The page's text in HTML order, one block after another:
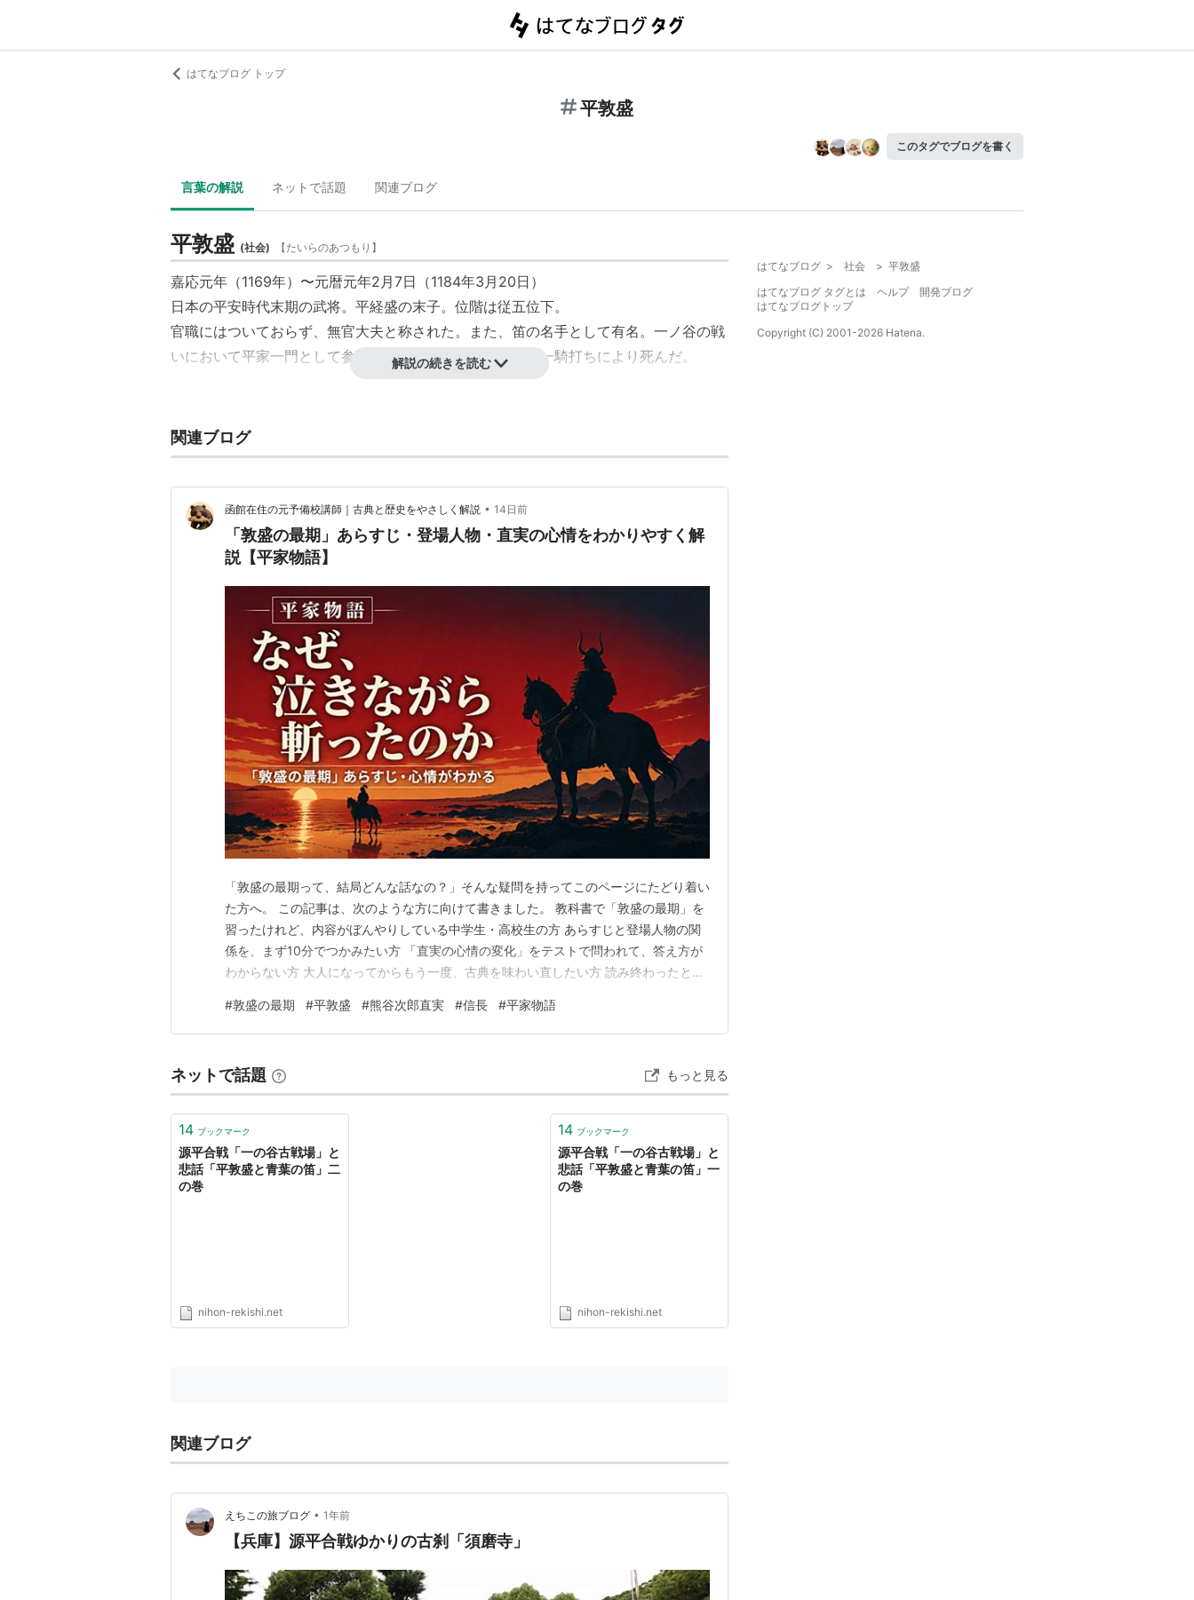
はてなブログ トップ
平敦盛
このタグでブログを書く
言葉の解説 ネットで話題 関連ブログ
平敦盛 (社会) 【たいらのあつもり 】
嘉応元年（1169年）〜元暦元年2月7日（1184年3月20日）
日本の平安時代末期の武将。平経盛の末子。位階は従五位下。
官職にはついておらず、無官大夫と称された。また、笛の名手として有名。一ノ谷の戦
いにおいて平家一門として参戦し、源氏側の熊谷直実との一騎打ちにより死んだ。
解説の続きを読む
関連ブログ
函館在住の元予備校講師｜古典と歴史をやさしく解説 • 14日前
「敦盛の最期」あらすじ・登場人物・直実の心情をわかりやすく解
説【平家物語】
「敦盛の最期って、結局どんな話なの？」そんな疑問を持ってこのページにたどり着い
た方へ。 この記事は、次のような方に向けて書きました。 教科書で「敦盛の最期」を
習ったけれど、内容がぼんやりしている中学生・高校生の方 あらすじと登場人物の関
係を、まず10分でつかみたい方 「直実の心情の変化」をテストで問われて、答え方が
わからない方 大人になってからもう一度、古典を味わい直したい方 読み終わったと
うになっています。 さらに、織田信長・歌舞伎・絶滅危惧種の花にまでつながる意外
な話も手に入ります。ただの暗記ではなく、「誰かに話…
#敦盛の最期 #平敦盛 #熊谷次郎直実 #信長 #平家物語
ネットで話題 もっと見る
14 ブックマーク
源平合戦「一の谷古戦場」と
悲話「平敦盛と青葉の笛」二
の巻
nihon-rekishi.net
14 ブックマーク
源平合戦「一の谷古戦場」と
悲話「平敦盛と青葉の笛」一
の巻
nihon-rekishi.net
関連ブログ
えちこの旅ブログ • 1年前
【兵庫】源平合戦ゆかりの古刹「須磨寺」
はてなブログ > 社会 > 平敦盛
はてなブログ タグとは
ヘルプ
開発ブログ
はてなブログトップ
Copyright (C) 2001-2026 Hatena.